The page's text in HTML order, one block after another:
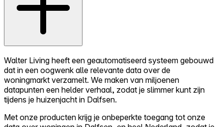
Walter Living heeft een geautomatiseerd systeem gebouwd
dat in een oogwenk alle relevante data over de
woningmarkt verzamelt. We maken van miljoenen
datapunten een helder verhaal, zodat je slimmer kunt zijn
tijdens je huizenjacht in Dalfsen.
Met onze producten krijg je onbeperkte toegang tot onze